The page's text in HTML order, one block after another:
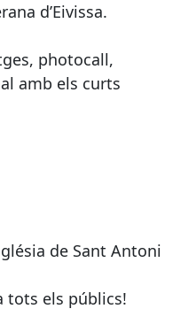
d’Eivissa.
photocall,
amb els curts
de Sant Antoni
tots els públics!